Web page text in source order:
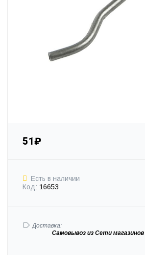
51₽
Есть в наличии
Код: 16653
Доставка:
Самовывоз из Сети магазинов